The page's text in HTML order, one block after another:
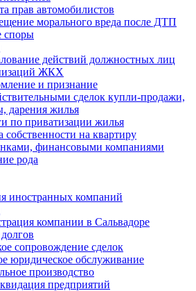
прав автомобилистов
морального вреда после ДТП
действий должностных лиц
ЖКХ
и признание
сделок купли-продажи,
дарения жилья
по приватизации жилья
собственности на квартиру
финансовыми компаниями
рода
иностранных компаний
компании в Сальвадоре
сопровождение сделок
юридическое обслуживание
производство
предприятий